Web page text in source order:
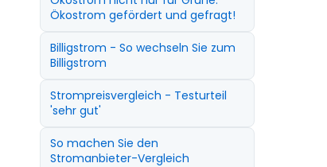
Ökostrom gefördert und gefragt!
Billigstrom - So wechseln Sie zum
Billigstrom
Strompreisvergleich - Testurteil
'sehr gut'
So machen Sie den
Stromanbieter-Vergleich